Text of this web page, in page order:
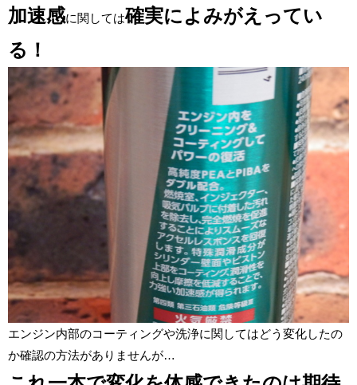
加速感に関しては確実によみがえってい
る！
エンジン内部のコーティングや洗浄に関してはどう変化したの
か確認の方法がありませんが…